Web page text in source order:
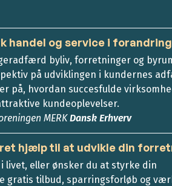
handel og service i forandring
byliv, forretninger og
på udviklingen i kundernes
på, hvordan succesfulde
kundeoplevelser.
MERKDansk Erhverv
hjælp til at udvikle din
livet, eller ønsker du at styrke din
gratis tilbud, sparringsforløb og